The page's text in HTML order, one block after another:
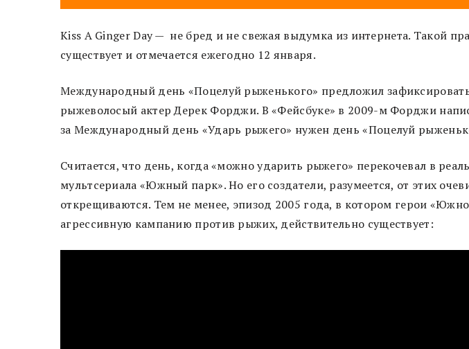
Kiss A Ginger Day — не бред и не свежая выдумка из интернета. Такой
существует и отмечается ежегодно 12 января.
Международный день «Поцелуй рыженького» предложил
рыжеволосый актер Дерек Форджи. В «Фейсбуке» в 2009-м Форджи
за Международный день «Ударь рыжего» нужен день «Поцелуй
Считается, что день, когда «можно ударить рыжего» перекочевал в
мультсериала «Южный парк». Но его создатели, разумеется, от этих
открещиваются. Тем не менее, эпизод 2005 года, в котором герои
агрессивную кампанию против рыжих, действительно существует: